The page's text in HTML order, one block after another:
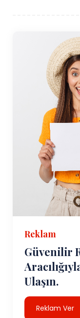
Reklam
Güvenilir
Ulaşın.
Reklam Ver